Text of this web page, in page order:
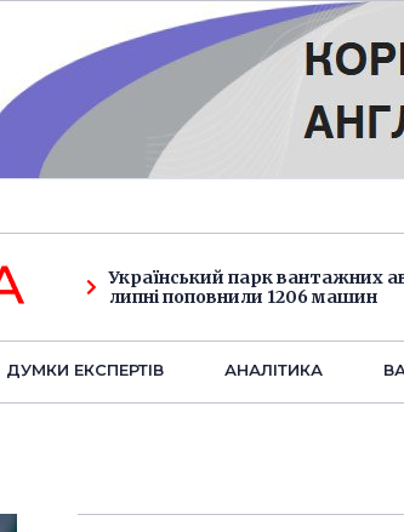
Український парк вантажних
липні поповнили 1206 машин
ДУМКИ ЕКСПЕРТIВ АНАЛIТИКА